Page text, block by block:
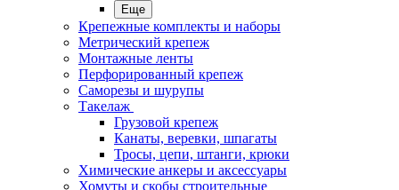
Еще
Крепежные комплекты и наборы
Метрический крепеж
Монтажные ленты
Перфорированный крепеж
Саморезы и шурупы
Такелаж
Грузовой крепеж
Канаты, веревки, шпагаты
Тросы, цепи, штанги, крюки
Химические анкеры и аксессуары
Хомуты и скобы строительные